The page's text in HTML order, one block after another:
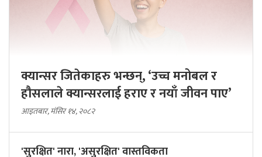
क्यान्सर जितेकाहरु भन्छन्, ‘उच्च मनोबल र
हौसलाले क्यान्सरलाई हराए र नयाँ जीवन पाए’
आइतबार, मंसिर १४, २०८२
'सुरक्षित' नारा, 'असुरक्षित' वास्तविकता